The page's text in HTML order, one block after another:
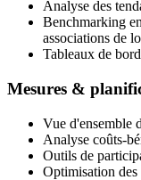
Analyse des
Benchmarking
associations de
Tableaux de
Mesures &
Vue d'ensemble
Analyse coûts-
Outils de
Optimisation des